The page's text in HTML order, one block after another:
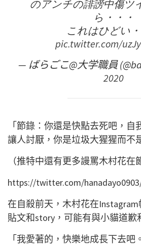
のアンチの誹謗中傷ツ
ら・・・
これはひどい・
pic.twitter.com/
— ばらごこ@大学職員
2020
「節錄：你還是快點去死吧，
讓人討厭，你是垃圾大猩猩而不
（推特中還有更多謾罵木村花在
https://twitter.com/
在自殺前天，木村花在
貼文和story，可能有與小貓道歉
「我愛著的，快樂地成長下去吧